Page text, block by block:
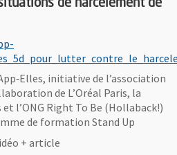
de harcèlement de
initiative de l’association
de L’Oréal Paris, la
l’ONG Right To Be (Hollaback!)
de formation Stand Up
+ article